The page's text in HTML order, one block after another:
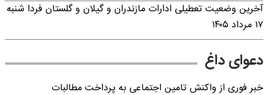
آخرین وضعیت تعطیلی ادارات مازندران و گیلان و گلستان فردا شنبه
۱۷ مرداد ۱۴۰۵
دعوای داغ
خبر فوری از واکنش تامین اجتماعی به پرداخت مطالبات